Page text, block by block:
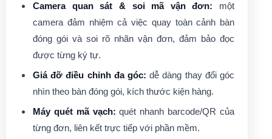
Camera quan sát & soi mã vận đơn: một
camera đảm nhiệm cả việc quay toàn cảnh bàn
đóng gói và soi rõ nhãn vận đơn, đảm bảo đọc
được từng ký tự.
Giá đỡ điều chỉnh đa góc: dễ dàng thay đổi góc
nhìn theo bàn đóng gói, kích thước kiện hàng.
Máy quét mã vạch: quét nhanh barcode/QR của
từng đơn, liên kết trực tiếp với phần mềm.